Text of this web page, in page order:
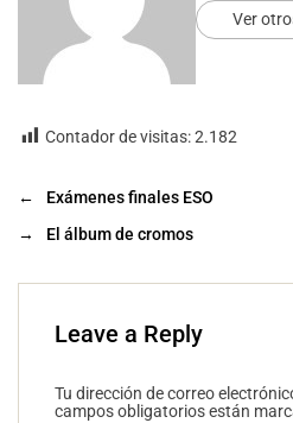
Ver
Contador de visitas:2.182
←
Exámenes finales ESO
→
El álbum de cromos
Leave a Reply
Tu dirección de correo
campos obligatorios están